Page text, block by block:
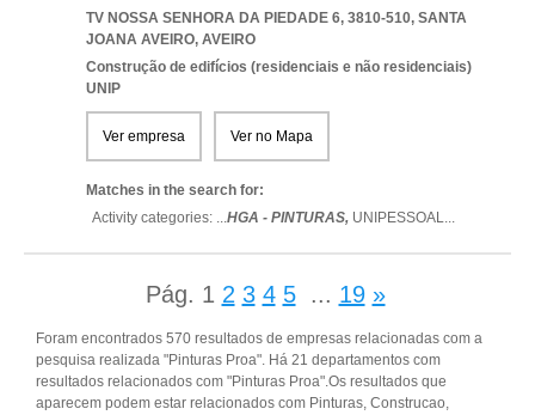
TV NOSSA SENHORA DA PIEDADE 6, 3810-510, SANTA
JOANA AVEIRO, AVEIRO
Construção de edifícios (residenciais e não residenciais)
UNIP
Ver empresa Ver no Mapa
Matches in the search for:
Activity categories: ...HGA - PINTURAS, UNIPESSOAL...
Pág. 1 2 3 4 5 ... 19 »
Foram encontrados 570 resultados de empresas relacionadas com a
pesquisa realizada "Pinturas Proa". Há 21 departamentos com
resultados relacionados com "Pinturas Proa".Os resultados que
aparecem podem estar relacionados com Pinturas, Construcao,